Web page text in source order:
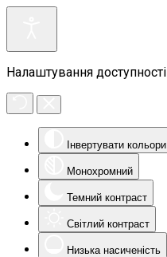
Налаштування доступності
Інвертувати кольори
Монохромний
Темний контраст
Світлий контраст
Низька насиченість